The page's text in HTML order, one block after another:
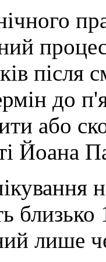
після
до
або
Йоана
лише